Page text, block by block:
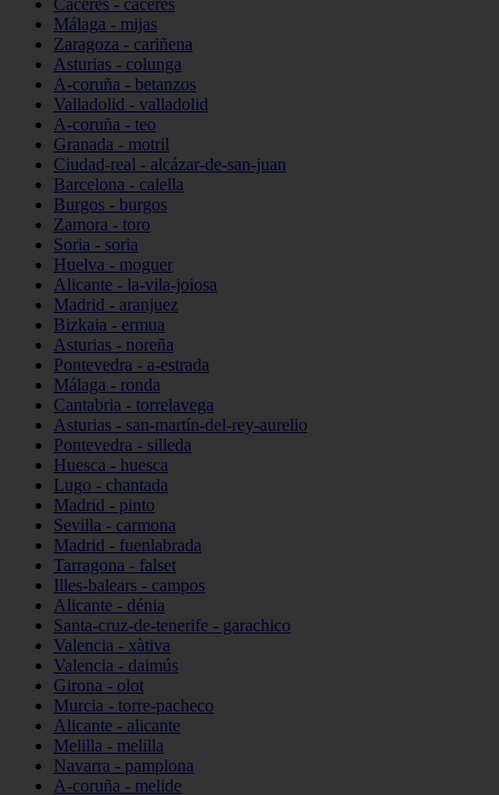
Cáceres - cáceres
Málaga - mijas
Zaragoza - cariñena
Asturias - colunga
A-coruña - betanzos
Valladolid - valladolid
A-coruña - teo
Granada - motril
Ciudad-real - alcázar-de-san-juan
Barcelona - calella
Burgos - burgos
Zamora - toro
Soria - soria
Huelva - moguer
Alicante - la-vila-joiosa
Madrid - aranjuez
Bizkaia - ermua
Asturias - noreña
Pontevedra - a-estrada
Málaga - ronda
Cantabria - torrelavega
Asturias - san-martín-del-rey-aurelio
Pontevedra - silleda
Huesca - huesca
Lugo - chantada
Madrid - pinto
Sevilla - carmona
Madrid - fuenlabrada
Tarragona - falset
Illes-balears - campos
Alicante - dénia
Santa-cruz-de-tenerife - garachico
Valencia - xàtiva
Valencia - daimús
Girona - olot
Murcia - torre-pacheco
Alicante - alicante
Melilla - melilla
Navarra - pamplona
A-coruña - melide